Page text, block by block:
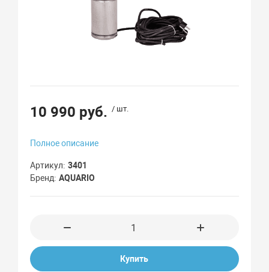
10 990 руб. / шт.
Полное описание
Артикул 3401
Бренд AQUARIO
Купить